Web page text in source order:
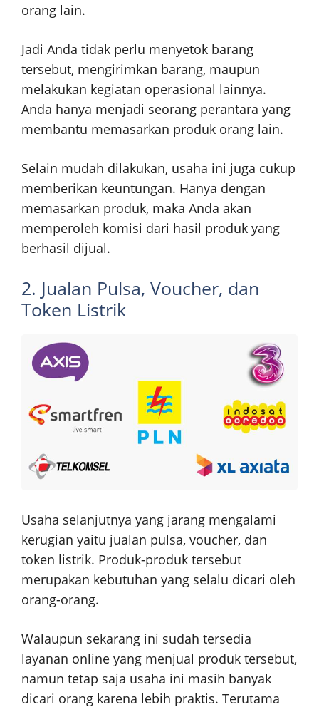
orang lain.
Jadi Anda tidak perlu menyetok barang
tersebut, mengirimkan barang, maupun
melakukan kegiatan operasional lainnya.
Anda hanya menjadi seorang perantara yang
membantu memasarkan produk orang lain.
Selain mudah dilakukan, usaha ini juga cukup
memberikan keuntungan. Hanya dengan
memasarkan produk, maka Anda akan
memperoleh komisi dari hasil produk yang
berhasil dijual.
2. Jualan Pulsa, Voucher, dan
Token Listrik
Usaha selanjutnya yang jarang mengalami
kerugian yaitu jualan pulsa, voucher, dan
token listrik. Produk-produk tersebut
merupakan kebutuhan yang selalu dicari oleh
orang-orang.
Walaupun sekarang ini sudah tersedia
layanan online yang menjual produk tersebut,
namun tetap saja usaha ini masih banyak
dicari orang karena lebih praktis. Terutama